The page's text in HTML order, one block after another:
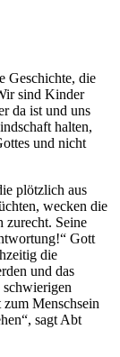
Geschichte, die
sind Kinder
da ist und uns
halten,
und nicht
plötzlich aus
wecken die
zurecht. Seine
Gott
die
und das
schwierigen
Menschsein
sagt Abt